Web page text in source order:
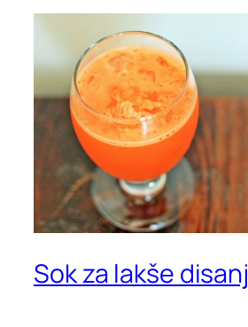
Sok za lakše